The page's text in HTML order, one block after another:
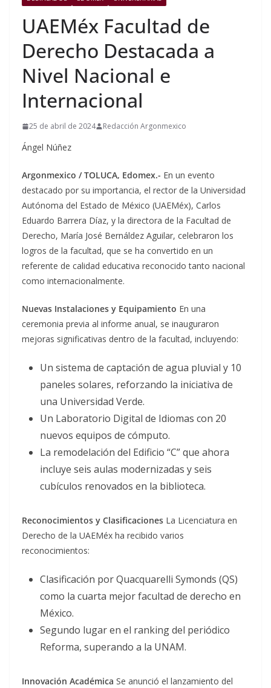
UAEMéx Facultad de
Derecho Destacada a
Nivel Nacional e
Internacional
25 de abril de 2024 Redacción Argonmexico
Ángel Núñez
Argonmexico / TOLUCA, Edomex.- En un evento
destacado por su importancia, el rector de la Universidad
Autónoma del Estado de México (UAEMéx), Carlos
Eduardo Barrera Díaz, y la directora de la Facultad de
Derecho, María José Bernáldez Aguilar, celebraron los
logros de la facultad, que se ha convertido en un
referente de calidad educativa reconocido tanto nacional
como internacionalmente.
Nuevas Instalaciones y Equipamiento En una
ceremonia previa al informe anual, se inauguraron
mejoras significativas dentro de la facultad, incluyendo:
Un sistema de captación de agua pluvial y 10
paneles solares, reforzando la iniciativa de
una Universidad Verde.
Un Laboratorio Digital de Idiomas con 20
nuevos equipos de cómputo.
La remodelación del Edificio “C” que ahora
incluye seis aulas modernizadas y seis
cubículos renovados en la biblioteca.
Reconocimientos y Clasificaciones La Licenciatura en
Derecho de la UAEMéx ha recibido varios
reconocimientos:
Clasificación por Quacquarelli Symonds (QS)
como la cuarta mejor facultad de derecho en
México.
Segundo lugar en el ranking del periódico
Reforma, superando a la UNAM.
Innovación Académica Se anunció el lanzamiento del